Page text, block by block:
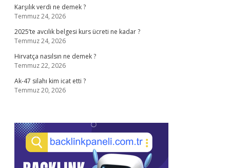
Karşılık verdi ne demek ?
Temmuz 24, 2026
2025’te avcılık belgesi kurs ücreti ne kadar ?
Temmuz 24, 2026
Hirvatça nasılsın ne demek ?
Temmuz 22, 2026
Ak-47 silahı kim icat etti ?
Temmuz 20, 2026